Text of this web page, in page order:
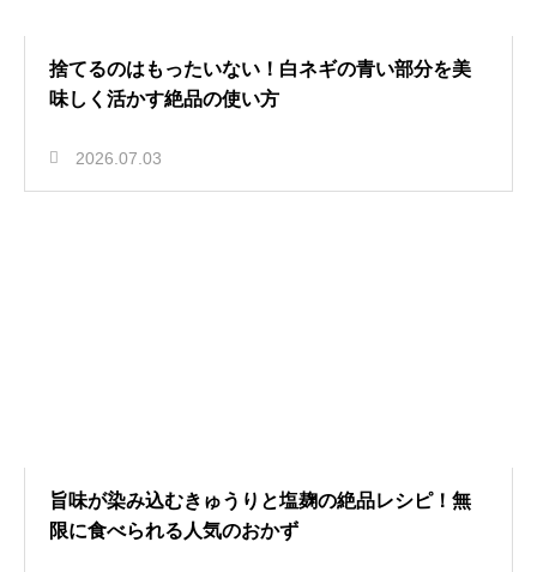
捨てるのはもったいない！白ネギの青い部分を美
味しく活かす絶品の使い方
2026.07.03
旨味が染み込むきゅうりと塩麹の絶品レシピ！無
限に食べられる人気のおかず